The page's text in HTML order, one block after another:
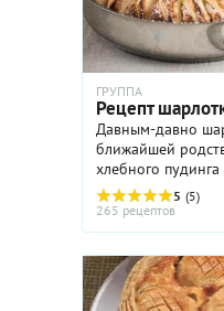
ГРУППА
Рецепт
Давным-давно
ближайшей
хлебного
19 веке рецепт
переосмыслен
Антуатом Мари
5 (5)
265 рецептов